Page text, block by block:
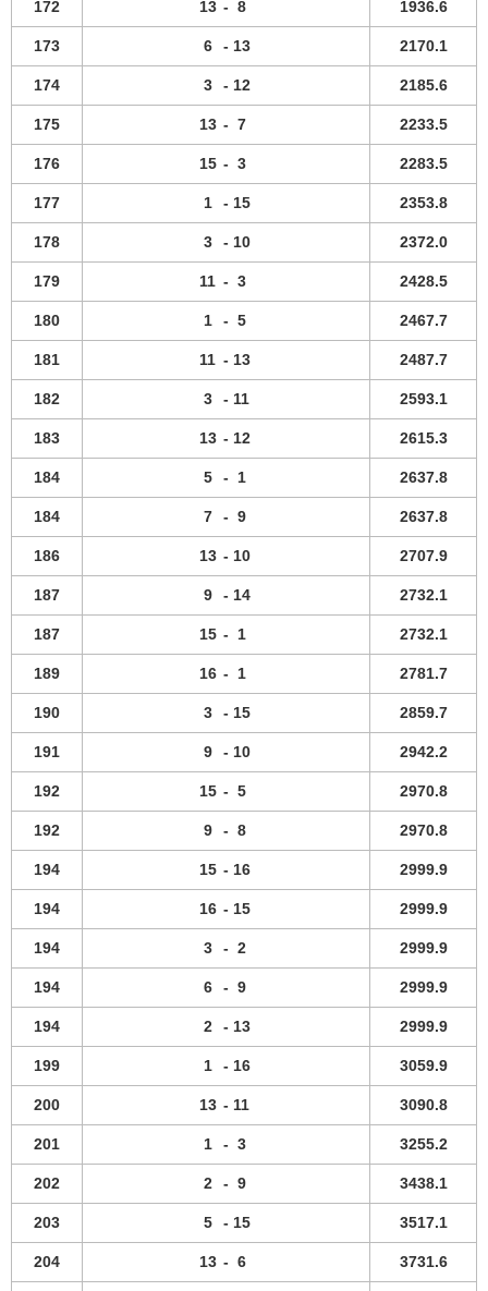
172 13 - 8 1936.6
173 6 - 13 2170.1
174 3 - 12 2185.6
175 13 - 7 2233.5
176 15 - 3 2283.5
177 1 - 15 2353.8
178 3 - 10 2372.0
179 11 - 3 2428.5
180 1 - 5 2467.7
181 11 - 13 2487.7
182 3 - 11 2593.1
183 13 - 12 2615.3
184 5 - 1 2637.8
184 7 - 9 2637.8
186 13 - 10 2707.9
187 9 - 14 2732.1
187 15 - 1 2732.1
189 16 - 1 2781.7
190 3 - 15 2859.7
191 9 - 10 2942.2
192 15 - 5 2970.8
192 9 - 8 2970.8
194 15 - 16 2999.9
194 16 - 15 2999.9
194 3 - 2 2999.9
194 6 - 9 2999.9
194 2 - 13 2999.9
199 1 - 16 3059.9
200 13 - 11 3090.8
201 1 - 3 3255.2
202 2 - 9 3438.1
203 5 - 15 3517.1
204 13 - 6 3731.6